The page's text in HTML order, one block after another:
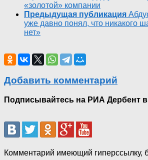
«золотой» компании
Предыдущая публикация
уже давно понял, что никакого
нет»
Добавить комментарий
Подписывайтесь на РИА Дербент в
Комментарий имеющий гиперссылку,